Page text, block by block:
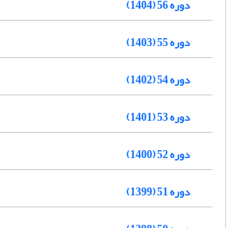
دوره 56 (1404)
دوره 55 (1403)
دوره 54 (1402)
دوره 53 (1401)
دوره 52 (1400)
دوره 51 (1399)